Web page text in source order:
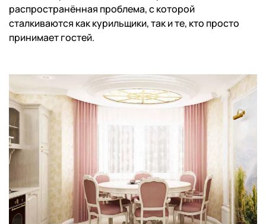
распространённая проблема, с которой
сталкиваются как курильщики, так и те, кто просто
принимает гостей.